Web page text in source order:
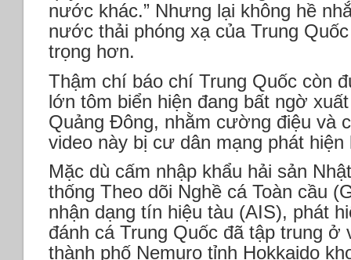
nước khác.” Nhưng lại không hề
nước thải phóng xạ của Trung
trọng hơn.
Thậm chí báo chí Trung Quốc còn
lớn tôm biển hiện đang bất ngờ
Quảng Đông, nhằm cường điệu và
video này bị cư dân mạng phát hiện
Mặc dù cấm nhập khẩu hải sản
thống Theo dõi Nghề cá Toàn cầu
nhận dạng tín hiệu tàu (AIS), phát
đánh cá Trung Quốc đã tập trung ở
thành phố Nemuro tỉnh Hokkaido